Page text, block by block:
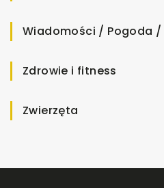
Wiadomości / Pogoda
Zdrowie i fitness
Zwierzęta